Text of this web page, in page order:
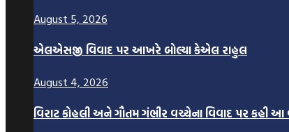
August 5, 2026
એલએસજી વિવાદ પર આખરે બોલ્યા કેએલ રાહુલ
August 4, 2026
વિરાટ કોહલી અને ગૌતમ ગંભીર વચ્ચેના વિવાદ પર કહી આ